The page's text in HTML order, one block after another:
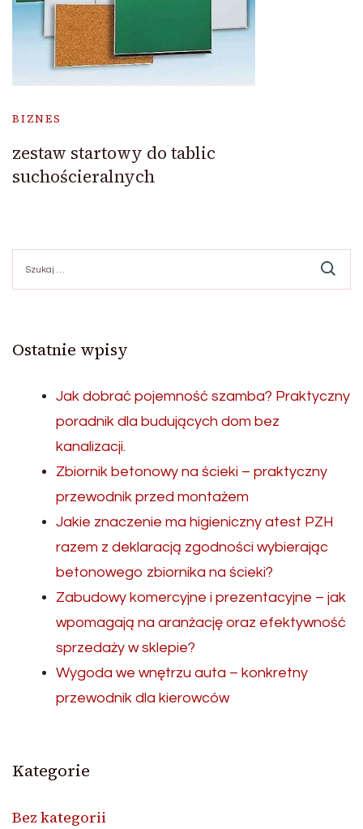
BIZNES
zestaw startowy do tablic
suchościeralnych
Ostatnie wpisy
Jak dobrać pojemność szamba? Praktyczny
poradnik dla budujących dom bez
kanalizacji.
Zbiornik betonowy na ścieki – praktyczny
przewodnik przed montażem
Jakie znaczenie ma higieniczny atest PZH
razem z deklaracją zgodności wybierając
betonowego zbiornika na ścieki?
Zabudowy komercyjne i prezentacyjne – jak
wpomagają na aranżację oraz efektywność
sprzedaży w sklepie?
Wygoda we wnętrzu auta – konkretny
przewodnik dla kierowców
Kategorie
Bez kategorii